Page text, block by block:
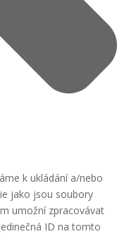
k ukládání a/nebo
jako jsou soubory
umožní zpracovávat
ID na tomto